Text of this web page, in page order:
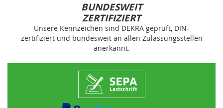
BUNDESWEIT
ZERTIFIZIERT
Unsere Kennzeichen sind DEKRA geprüft, DIN-
zertifiziert und bundesweit an allen Zulassungsstellen
anerkannt.